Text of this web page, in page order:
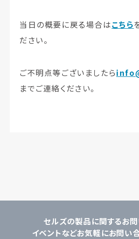
当日の概要に戻る場合はこちら
ださい。
ご不明点等ございましたら
までご連絡ください。
セルズの製品に関するお問
イベントなどお気軽にお問い